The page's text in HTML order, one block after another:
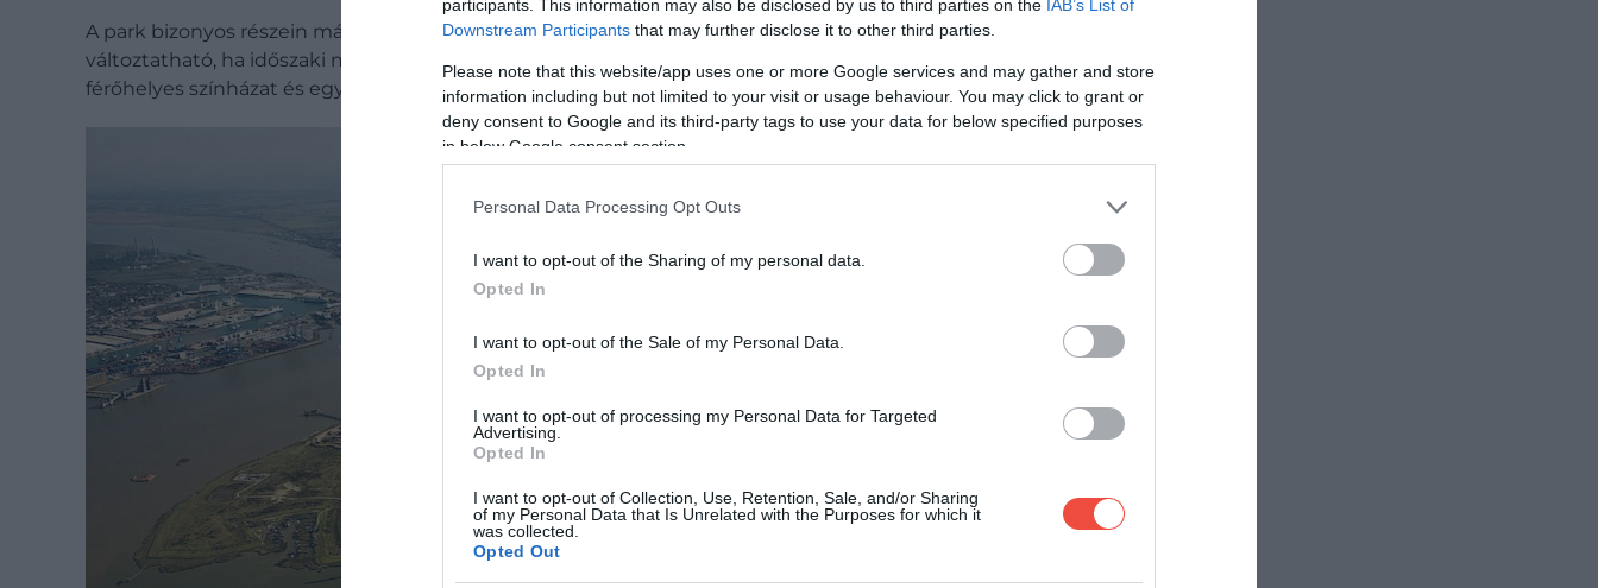
participants. This information may also be disclosed by us to third parties on the IAB’s List of
Downstream Participants that may further disclose it to other third parties.
Please note that this website/app uses one or more Google services and may gather and store
information including but not limited to your visit or usage behaviour. You may click to grant or
deny consent to Google and its third-party tags to use your data for below specified purposes
in below Google consent section.
Personal Data Processing Opt Outs
I want to opt-out of the Sharing of my personal data.
Opted In
I want to opt-out of the Sale of my Personal Data.
Opted In
I want to opt-out of processing my Personal Data for Targeted
Advertising.
Opted In
I want to opt-out of Collection, Use, Retention, Sale, and/or Sharing
of my Personal Data that Is Unrelated with the Purposes for which it
was collected.
Opted Out
A park bizonyos részein más-más kulturális témát dolgoznak majd fel és a kupola világítása
változtatható, ha időszaki műsort tűznek ki. A „brit Disneylandnek" is nevezett vidámpark 2000
férőhelyes színházat és egy hatalmas szórakozóhelyet is magába foglal majd.